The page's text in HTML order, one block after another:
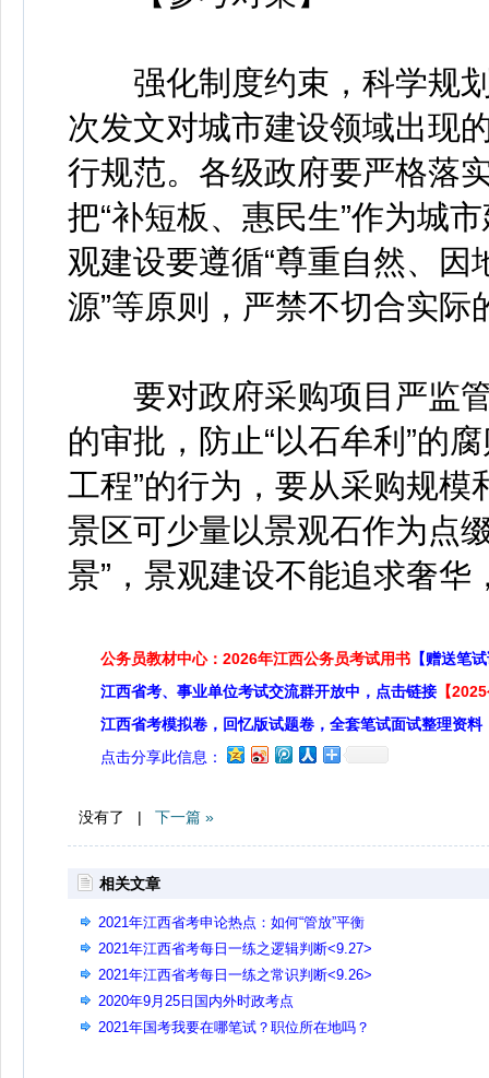
强化制度约束，科学规划
次发文对城市建设领域出现
行规范。各级政府要严格落
把“补短板、惠民生”作为城
观建设要遵循“尊重自然、
源”等原则，严禁不切合实
要对政府采购项目严监管
的审批，防止“以石牟利”的
工程”的行为，要从采购规
景区可少量以景观石作为点
景”，景观建设不能追求奢
公务员教材中心：2026年江西公务员考试用书 【赠送笔
江西省考、事业单位考试交流群开放中，点击链接 【
江西省考模拟卷，回忆版试题卷，全套笔试面试整理资料
点击分享此信息：
没有了 | 下一篇 »
相关文章
2021年江西省考申论热点：如何“管放”平衡
2021年江西省考每日一练之逻辑判断<9.27>
2021年江西省考每日一练之常识判断<9.26>
2020年9月25日国内外时政考点
2021年国考我要在哪笔试？职位所在地吗？